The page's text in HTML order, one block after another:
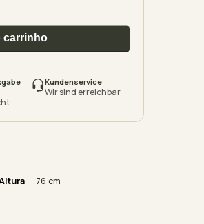
carrinho
Kundenservice
Wir sind erreichbar
76 cm